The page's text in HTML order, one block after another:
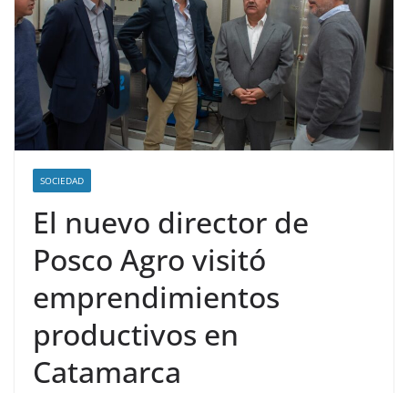
SOCIEDAD
El nuevo director de
Posco Agro visitó
emprendimientos
productivos en
Catamarca